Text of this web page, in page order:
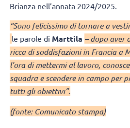
Brianza nell’annata 2024/2025.
“Sono felicissimo di tornare a
le parole di Marttila – dopo aver
ricca di soddisfazioni in Francia a
l’ora di mettermi al lavoro,
squadra e scendere in campo per
tutti gli obiettivi”.
(fonte: Comunicato stampa)